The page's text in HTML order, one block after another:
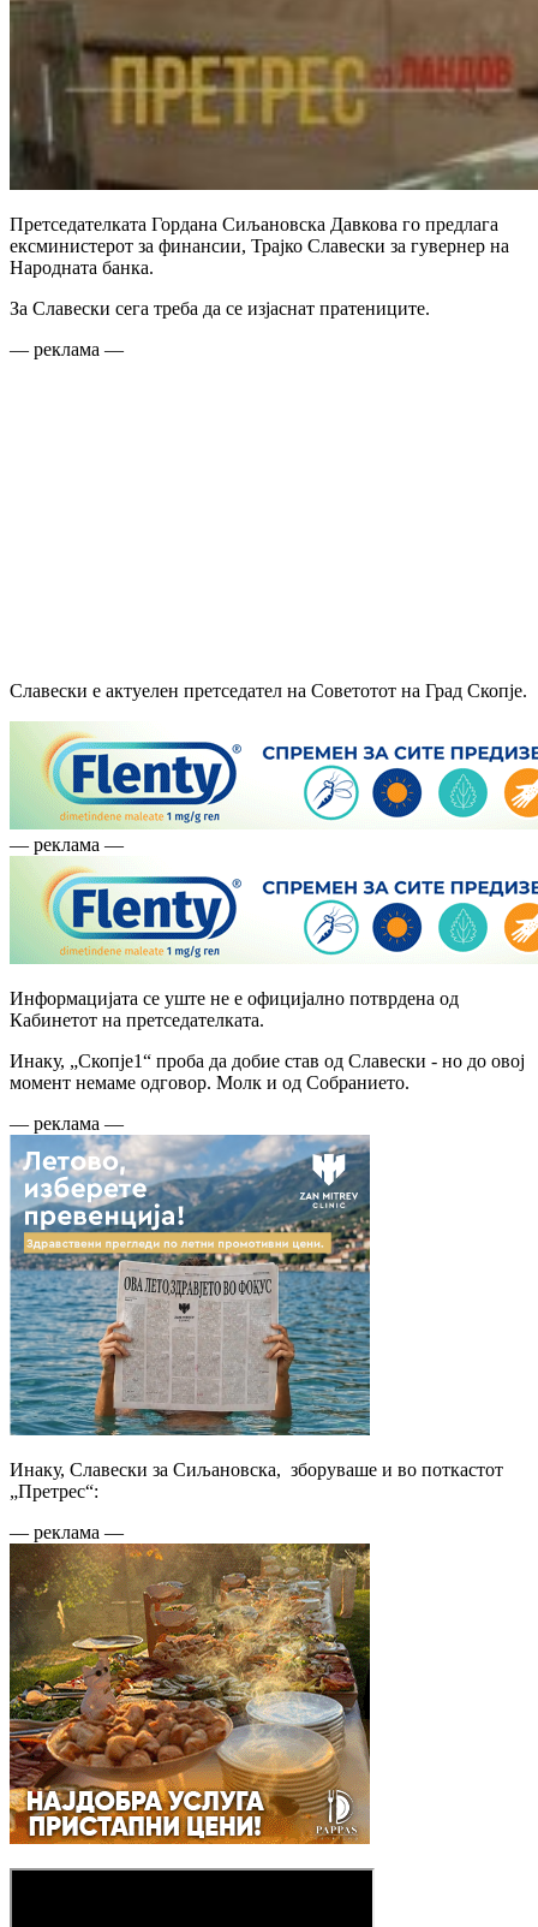
Претседателката Гордана Сиљановска Давкова го предлага
ексминистерот за финансии, Трајко Славески за гувернер на
Народната банка.
За Славески сега треба да се изјаснат пратениците.
— реклама —
Славески е актуелен претседател на Советотот на Град Скопје.
— реклама —
Информацијата се уште не е официјално потврдена од
Кабинетот на претседателката.
Инаку, „Скопје1“ проба да добие став од Славески - но до овој
момент немаме одговор. Молк и од Собранието.
— реклама —
Инаку, Славески за Сиљановска, зборуваше и во поткастот
„Претрес“:
— реклама —